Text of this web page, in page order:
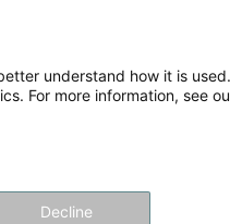
understand how it is
For more information, see
Decline